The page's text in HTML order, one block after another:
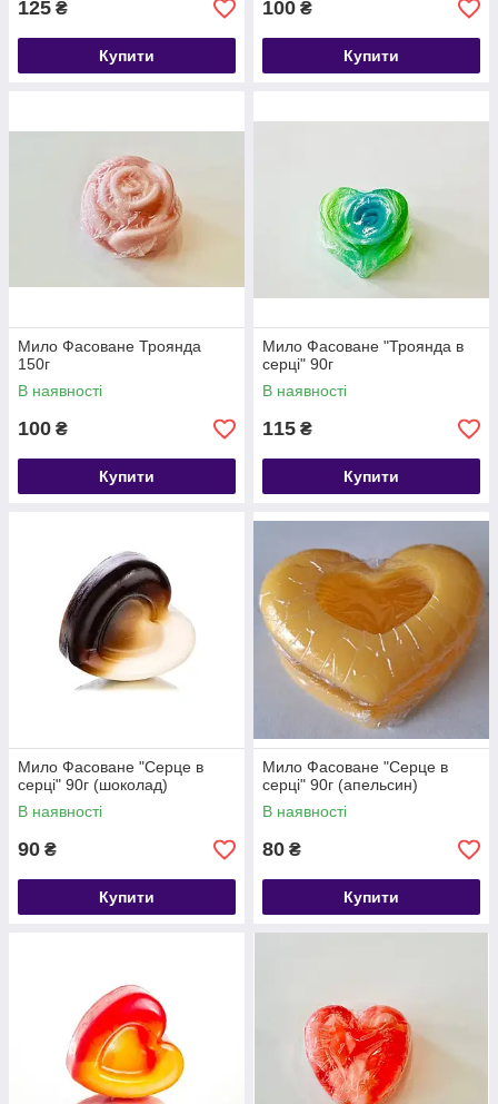
125 ₴
Купити
100 ₴
Купити
Мило Фасоване Троянда
150г
В наявності
100 ₴
Купити
Мило Фасоване "Троянда в
серці" 90г
В наявності
115 ₴
Купити
Мило Фасоване "Серце в
серці" 90г (шоколад)
В наявності
90 ₴
Купити
Мило Фасоване "Серце в
серці" 90г (апельсин)
В наявності
80 ₴
Купити